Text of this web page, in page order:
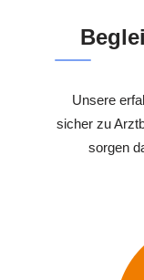
Unsere
sicher zu
sorgen